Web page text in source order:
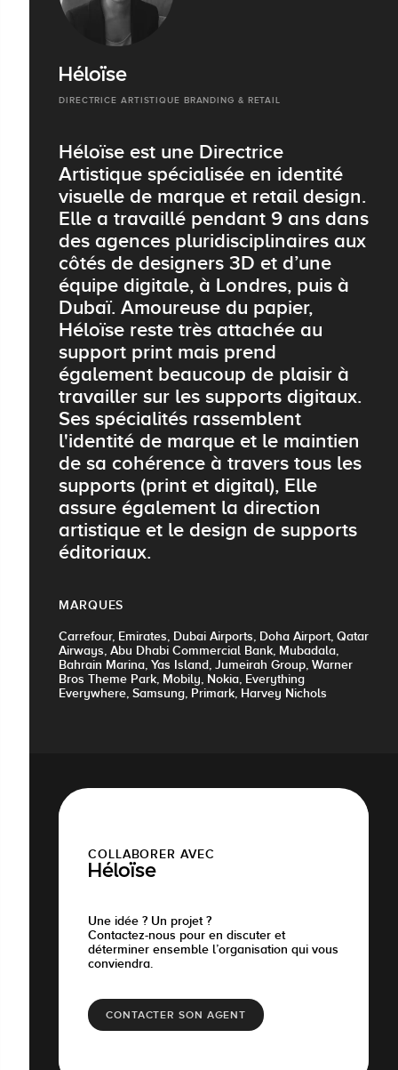
Héloïse
DIRECTRICE ARTISTIQUE BRANDING & RETAIL
Héloïse est une Directrice
Artistique spécialisée en identité
visuelle de marque et retail design.
Elle a travaillé pendant 9 ans dans
des agences pluridisciplinaires aux
côtés de designers 3D et d’une
équipe digitale, à Londres, puis à
Dubaï. Amoureuse du papier,
Héloïse reste très attachée au
support print mais prend
également beaucoup de plaisir à
travailler sur les supports digitaux.
Ses spécialités rassemblent
l'identité de marque et le maintien
de sa cohérence à travers tous les
supports (print et digital), Elle
assure également la direction
artistique et le design de supports
éditoriaux.
MARQUES
Carrefour, Emirates, Dubai Airports, Doha Airport, Qatar
Airways, Abu Dhabi Commercial Bank, Mubadala,
Bahrain Marina, Yas Island, Jumeirah Group, Warner
Bros Theme Park, Mobily, Nokia, Everything
Everywhere, Samsung, Primark, Harvey Nichols
COLLABORER AVEC
Héloïse
Une idée ? Un projet ?
Contactez-nous pour en discuter et
déterminer ensemble l’organisation qui vous
conviendra.
CONTACTER SON AGENT